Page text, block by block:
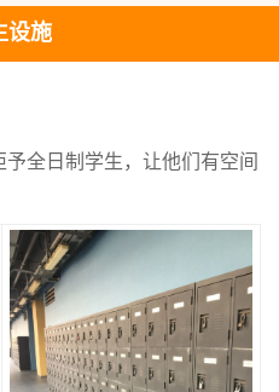
设施
全日制学生，让他们有空间